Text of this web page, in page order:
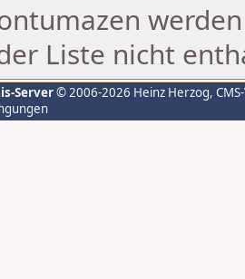
Liste nicht
Server© 2006-2026 Heinz Herzog,